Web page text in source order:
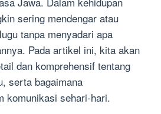
sering mendengar atau
tanpa menyadari apa
Pada artikel ini, kita akan
dan komprehensif tentang
serta bagaimana
komunikasi sehari-hari.